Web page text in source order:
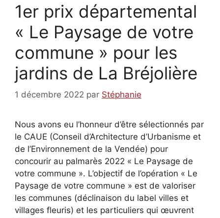
1er prix départemental
« Le Paysage de votre
commune » pour les
jardins de La Bréjolière
1 décembre 2022 par Stéphanie
Nous avons eu l’honneur d’être sélectionnés par
le CAUE (Conseil d’Architecture d’Urbanisme et
de l’Environnement de la Vendée) pour
concourir au palmarès 2022 « Le Paysage de
votre commune ». L’objectif de l’opération « Le
Paysage de votre commune » est de valoriser
les communes (déclinaison du label villes et
villages fleuris) et les particuliers qui œuvrent